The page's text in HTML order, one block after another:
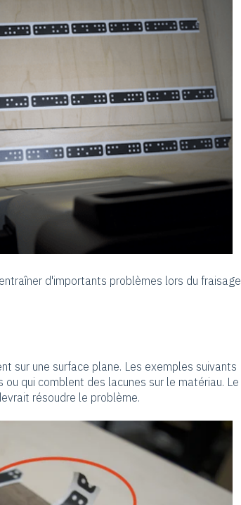
d'importants problèmes lors du fraisage
sur une surface plane. Les exemples suivants
qui comblent des lacunes sur le matériau. Le
résoudre le problème.